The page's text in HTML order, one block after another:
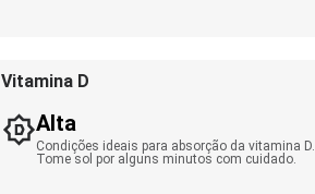
Vitamina D
Alta
Condições ideais para absorção da vitamina D.
Tome sol por alguns minutos com cuidado.